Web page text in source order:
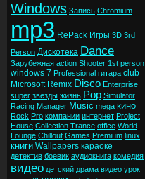
Windows Запись Chromium
mp3 RePack Игры 3D 3rd
Person Дискотека Dance
Зарубежная action Shooter 1st person
windows 7 Professional гитара club
Microsoft Remix Disco Enterprise
super звезды жизнь Pop Simulator
Racing Manager Music mega кино
Rock Pro компании интернет Project
House Collection Trance office World
Lounge Chillout Games Premium linux
книги Wallpapers караоке
детектив боевик аудиокнига комедия
видео детский драма видео урок